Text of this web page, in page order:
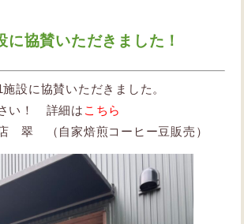
に協賛いただきました！
設に協賛いただきました。
い！ 詳細は こちら
翠 （自家焙煎コーヒー豆販売）